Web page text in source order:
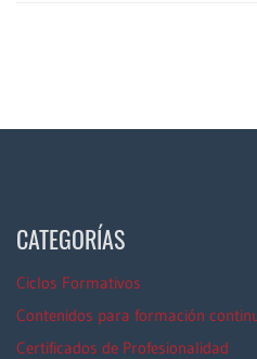
CATEGORÍAS
Ciclos Formativos
Contenidos para formación
Certificados de Profesionalidad